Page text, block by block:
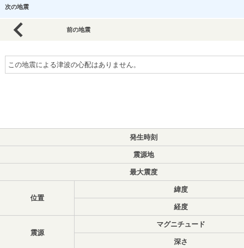
次の地震
前の地震
この地震による津波の心配はありません。
発生時刻
震源地
最大震度
位置
緯度
経度
震源
マグニチュード
深さ